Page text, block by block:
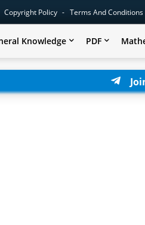
Copyright Policy Terms And Conditions
Knowledge PDF